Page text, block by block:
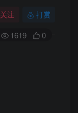
关注 打赏
1619 0